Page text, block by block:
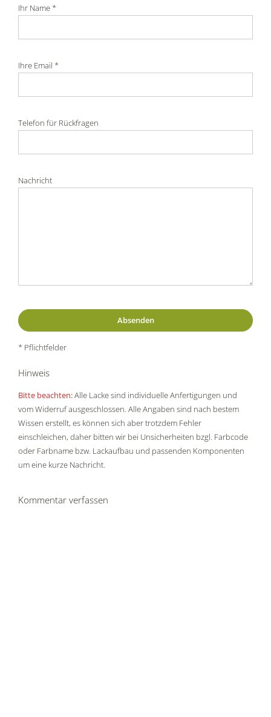
Ihr Name *
Ihre Email *
Telefon für Rückfragen
Nachricht
* Pflichtfelder
Hinweis
Bitte beachten:Alle Lacke sind individuelle Anfertigungen und
vom Widerruf ausgeschlossen. Alle Angaben sind nach bestem
Wissen erstellt, es können sich aber trotzdem Fehler
einschleichen, daher bitten wir bei Unsicherheiten bzgl. Farbcode
oder Farbname bzw. Lackaufbau und passenden Komponenten
um eine kurze Nachricht.
Kommentar verfassen